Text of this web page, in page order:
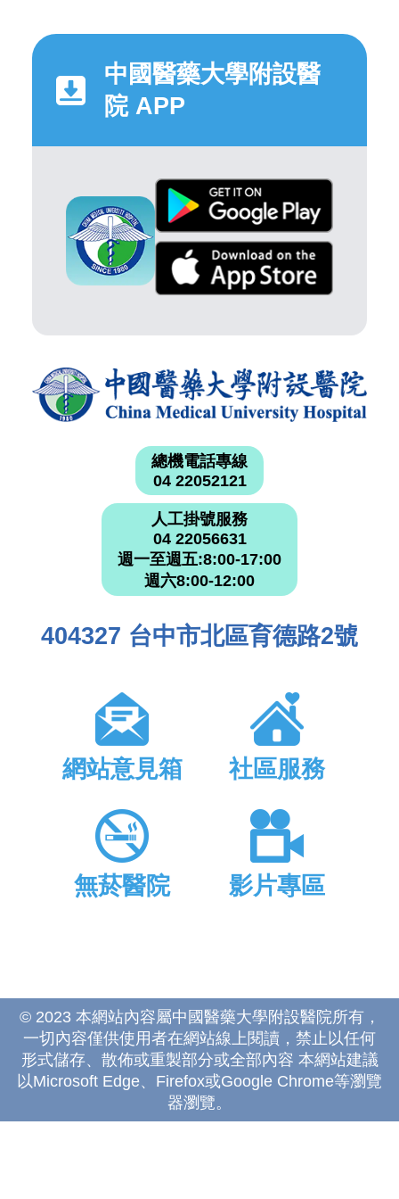
中國醫藥大學附設醫
院 APP
總機電話專線
04 22052121
人工掛號服務
04 22056631
週一至週五:8:00-17:00
週六8:00-12:00
404327 台中市北區育德路2號
網站意見箱 社區服務
無菸醫院 影片專區
© 2023 本網站內容屬中國醫藥大學附設醫院所有，
一切內容僅供使用者在網站線上閱讀，禁止以任何
形式儲存、散佈或重製部分或全部內容 本網站建議
以Microsoft Edge、Firefox或Google Chrome等瀏覽
器瀏覽。